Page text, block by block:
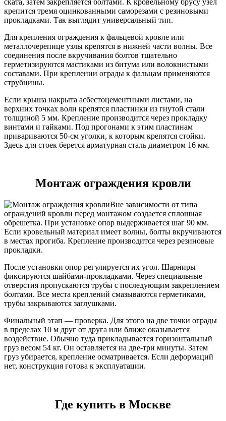
крепится тремя оцинкованными саморезами с резиновыми
прокладками. Так выглядит универсальный тип.
Для крепления ограждения к фальцевой кровле или
металлочерепице узлы крепятся в нижней части волны. Все
соединения после вкручивания болтов тщательно
герметизируются мастиками из битума или волокнистыми
составами. При креплении ограды к фальцам применяются
струбцины.
Если крыша накрыта асбестоцементными листами, на
верхних точках волн крепятся пластинки из гнутой стали
толщиной 5 мм. Крепление производится через прокладку
винтами и гайками. Под прогонами к этим пластинам
привариваются 50-см уголки, к которым крепятся стойки.
Здесь для стоек берется арматурная сталь диаметром 16 мм.
Монтаж ограждения кровли
Вне зависимости от типа
ограждений кровли перед монтажом создается сплошная
обрешетка. При установке опор выдерживается шаг 90 мм.
Если кровельный материал имеет волны, болты вкручиваются
в местах прогиба. Крепление производится через резиновые
прокладки.
После установки опор регулируется их угол. Шарниры
фиксируются шайбами-прокладками. Через специальные
отверстия пропускаются трубы с последующим закреплением
болтами. Все места креплений смазываются герметиками,
трубы закрываются заглушками.
Финальный этап — проверка. Для этого на две точки ограды
в пределах 10 м друг от друга или ближе оказывается
воздействие. Обычно туда прикладывается горизонтальный
груз весом 54 кг. Он оставляется на две-три минуты. Затем
груз убирается, крепление осматривается. Если деформаций
нет, конструкция готова к эксплуатации.
Где купить в Москве